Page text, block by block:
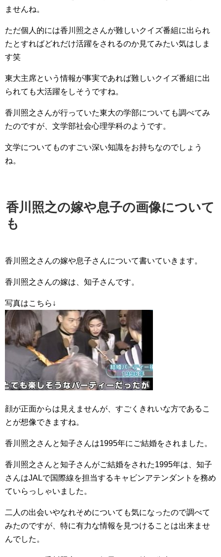
ませんね。
ただ個人的には香川照之さんが難しいクイズ番組に出られ
たとすればどれだけ活躍をされるのか見てみたい気はしま
す笑
東大主席という情報が事実であれば難しいクイズ番組に出
られても大活躍をしそうですね。
香川照之さんが行っていた東大の学部についても調べてみ
たのですが、文学部社会心理学科のようです。
文学についてものすごい深い知識をお持ちなのでしょう
ね。
香川照之の嫁や息子の画像について
も
香川照之さんの嫁や息子さんについて書いていきます。
香川照之さんの嫁は、知子さんです。
写真はこちら↓
顔が正面からは見えませんが、すごくきれいな方であるこ
とが想像できますね。
香川照之さんと知子さんは1995年にご結婚をされました。
香川照之さんと知子さんがご結婚をされた1995年は、知子
さんはJALで国際線を担当するキャビンアテンダントを務め
ていらっしゃいました。
二人の出会いやなれそめについても気になったので調べて
みたのですが、特に有力な情報を見つけることは出来ませ
んでした。